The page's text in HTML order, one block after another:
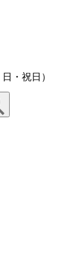
・祝日）